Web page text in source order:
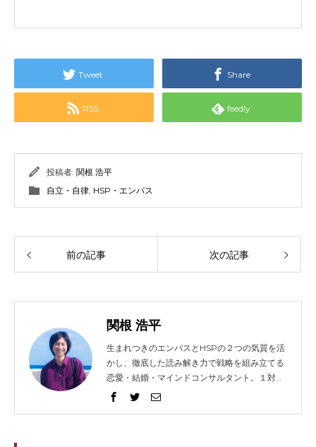
Tweet Share
RSS feedly
投稿者: 関根 浩平
自立・自律 HSP・エンパス
前の記事 次の記事
関根 浩平
生まれつきのエンパスとHSPの２つの気質を活
かし、徹底した読み解き力で戦略を組み立てる
恋愛・結婚・マインドコンサルタント。１対１
でガッツリ語り合うセッションとコンテンツ発